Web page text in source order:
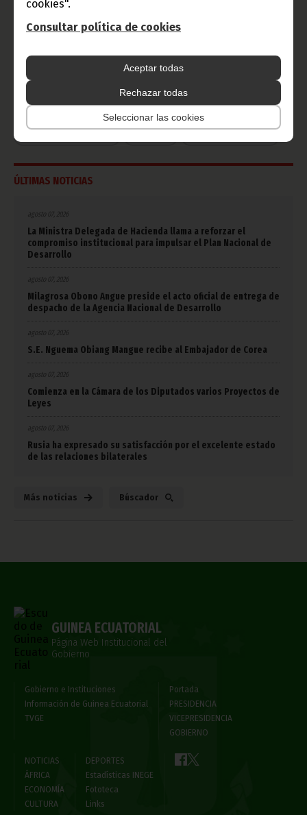
cookies".
Consultar política de cookies
Aceptar todas
Rechazar todas
Seleccionar las cookies
Noticias
Cultura Estadísticas
50 Aniversario Independencia
FIJA Bielorrusia
ÚLTIMAS NOTICIAS
agosto 07, 2026
La Ministra Delegada de Hacienda llama a reforzar el
compromiso institucional para impulsar el Plan Nacional de
Desarrollo
agosto 07, 2026
Milagrosa Obono Angue preside el acto oficial de entrega de
despacho de la Agencia Nacional de Desarrollo
agosto 07, 2026
S.E. Nguema Obiang Mangue recibe al Embajador de Corea
agosto 07, 2026
Comienza en la Cámara de los Diputados varios Proyectos de
Leyes
agosto 07, 2026
Rusia ha expresado su satisfacción por el excelente estado
de las relaciones bilaterales
Más noticias Búscador
GUINEA ECUATORIAL
Página Web Institucional del
Gobierno
Gobierno e Instituciones
Información de Guinea Ecuatorial
TVGE
Portada
PRESIDENCIA
VICEPRESIDENCIA
GOBIERNO
NOTICIAS
ÁFRICA
ECONOMÍA
CULTURA
DEPORTES
Estadísticas INEGE
Fototeca
Links